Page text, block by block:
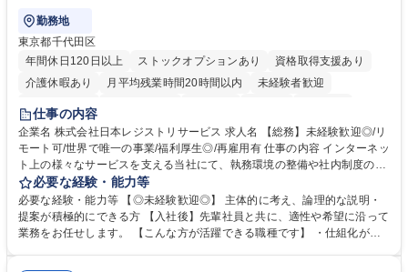
勤務地
東京都千代田区
年間休日120日以上
ストックオプションあり
資格取得支援あり
介護休暇あり
月平均残業時間20時間以内
未経験者歓迎
住宅手当あり
完全週休2日制
交通費支給 駅近5分以内 土日祝休み 服装自由
仕事の内容
企業名 株式会社日本レジストリサービス 求人名 【総務】未経験歓迎◎/リ
モート可/世界で唯一の事業/福利厚生◎/再雇用有 仕事の内容 インターネッ
ト上の様々なサービスを支える当社にて、執務環境の整備や社内制度の検
討、イベント運営などの幅広い業務を担当し、間接的に会社の生産性向上
や成長に貢献している部署です。 会社の全メンバーが安心して長く成果を
発揮できる環境を整えるために、毎日のメンテナンスや維持管理に加え、
新たな施策検討を積極的に行っていただき、会社全体を巻き込み課題解決
必要な経験・能力等
必要な経験・能力等 【◎未経験歓迎◎】 主体的に考え、論理的な説明・
提案が積極的にできる方 【入社後】先輩社員と共に、適性や希望に沿って
業務をお任せします。 【こんな方が活躍できる職種です】 ・仕組化が好